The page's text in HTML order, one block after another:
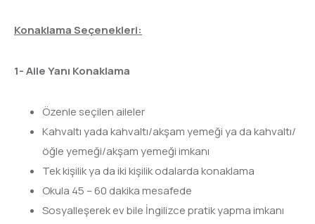
Konaklama Seçenekleri:
1- Aile Yanı Konaklama
Özenle seçilen aileler
Kahvaltı yada kahvaltı/akşam yemeği ya da kahvaltı/
öğle yemeği/akşam yemeği imkanı
Tek kişilik ya da iki kişilik odalarda konaklama
Okula 45 – 60 dakika mesafede
Sosyalleşerek ev bile İngilizce pratik yapma imkanı